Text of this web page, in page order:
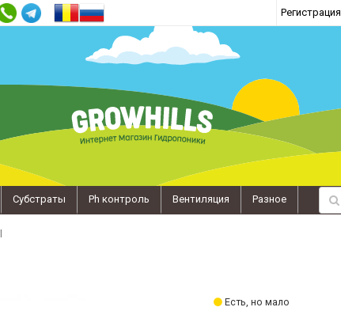
Регистрация
Субстраты Ph контроль Вентиляция Разное
Есть, но мало